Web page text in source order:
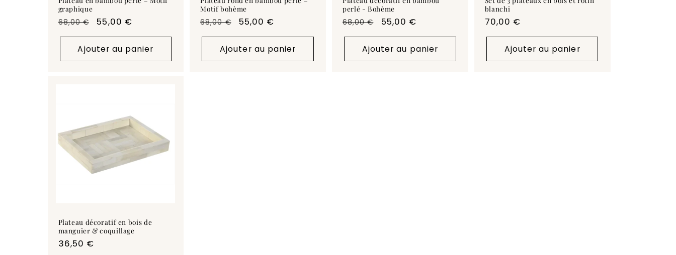
graphique
Prix
habituel
68,00 €
Prix
promotionnel
55,00 €
Ajouter au panier
Motif bohème
Prix
habituel
68,00 €
Prix
promotionnel
55,00 €
Ajouter au panier
perlé - Bohème
Prix
habituel
68,00 €
Prix
promotionnel
55,00 €
Ajouter au panier
blanchi
Prix
habituel
70,00 €
Ajouter au panier
Plateau décoratif en bois de
manguier & coquillage
Prix
36,50 €